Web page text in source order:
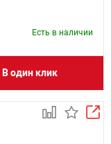
Есть в наличии
В один клик